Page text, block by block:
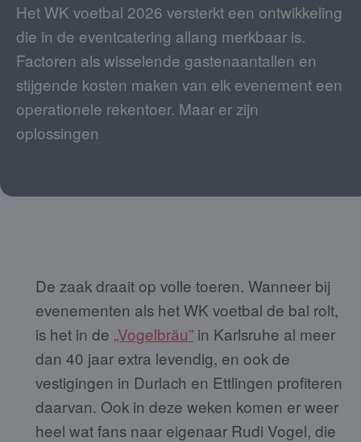
Het WK voetbal 2026 versterkt een ontwikkeling
die in de eventcatering allang merkbaar is.
Factoren als wisselende gastenaantallen en
stijgende kosten maken van elk evenement een
operationele rekentoer. Maar er zijn
oplossingen
De zaak draait op volle toeren. Wanneer bij
evenementen als het WK voetbal de bal rolt,
is het in de „Vogelbräu” in Karlsruhe al meer
dan 40 jaar extra levendig, en ook de
vestigingen in Durlach en Ettlingen profiteren
daarvan. Ook in deze weken komen er weer
heel wat fans naar eigenaar Rudi Vogel, die